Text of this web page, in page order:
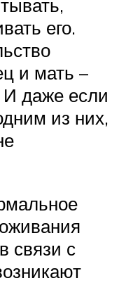
его.
и мать –
И даже если
из них,
связи с